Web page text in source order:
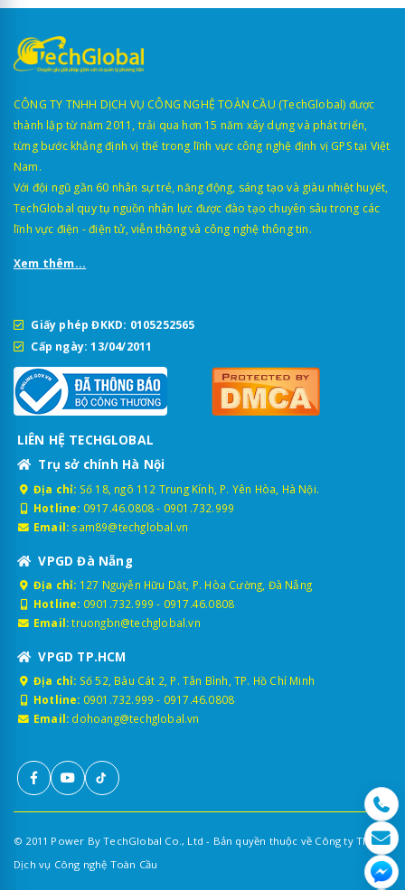
CÔNG TY TNHH DỊCH VỤ CÔNG NGHỆ TOÀN CẦU (TechGlobal) được
thành lập từ năm 2011, trải qua hơn 15 năm xây dựng và phát triển,
từng bước khẳng định vị thế trong lĩnh vực công nghệ định vị GPS tại Việt
Nam.
Với đội ngũ gần 60 nhân sự trẻ, năng động, sáng tạo và giàu nhiệt huyết,
TechGlobal quy tụ nguồn nhân lực được đào tạo chuyên sâu trong các
lĩnh vực điện - điện tử, viễn thông và công nghệ thông tin.
Xem thêm...
Giấy phép ĐKKD: 0105252565
Cấp ngày: 13/04/2011
LIÊN HỆ TECHGLOBAL
Trụ sở chính Hà Nội
Địa chỉ: Số 18, ngõ 112 Trung Kính, P. Yên Hòa, Hà Nội.
Hotline: 0917.46.0808- 0901.732.999
Email: sam89@techglobal.vn
VPGD Đà Nẵng
Địa chỉ: 127 Nguyễn Hữu Dật, P. Hòa Cường, Đà Nẵng
Hotline: 0901.732.999 - 0917.46.0808
Email: truongbn@techglobal.vn
VPGD TP.HCM
Địa chỉ: Số 52, Bàu Cát 2, P. Tân Bình, TP. Hồ Chí Minh
Hotline: 0901.732.999 - 0917.46.0808
Email: dohoang@techglobal.vn
© 2011 Power By TechGlobal Co., Ltd - Bản quyền thuộc về Công ty TNHH
Dịch vụ Công nghệ Toàn Cầu